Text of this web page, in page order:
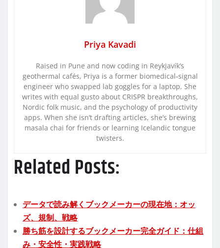
Priya Kavadi
Raised in Pune and now coding in Reykjavík’s
geothermal cafés, Priya is a former biomedical-signal
engineer who swapped lab goggles for a laptop. She
writes with equal gusto about CRISPR breakthroughs,
Nordic folk music, and the psychology of productivity
apps. When she isn’t drafting articles, she’s brewing
masala chai for friends or learning Icelandic tongue
twisters.
Related Posts:
データで読み解くブックメーカーの現在地：オッ
ズ、規制、戦略
勝ち筋を設計するブックメーカー完全ガイド：仕組
み・安全性・実践戦略